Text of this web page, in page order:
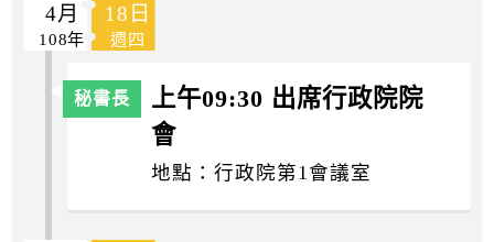
4月 18日
108年 週四
上午09:30 出席行政院院
會
地點：行政院第1會議室